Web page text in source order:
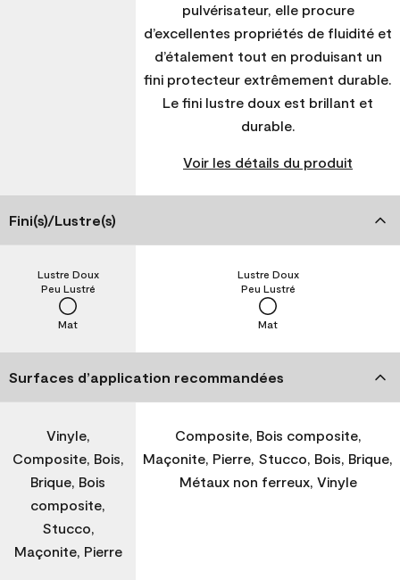
pulvérisateur, elle procure
d’excellentes propriétés de fluidité et
d’étalement tout en produisant un
fini protecteur extrêmement durable.
Le fini lustre doux est brillant et
durable.
Voir les détails du produit
Fini(s)/Lustre(s)
Mat
Peu Lustré
Lustre Doux
Mat
Peu Lustré
Lustre Doux
Surfaces d’application recommandées
Vinyle,
Composite, Bois,
Brique, Bois
composite,
Stucco,
Maçonite, Pierre
Composite, Bois composite,
Maçonite, Pierre, Stucco, Bois, Brique,
Métaux non ferreux, Vinyle